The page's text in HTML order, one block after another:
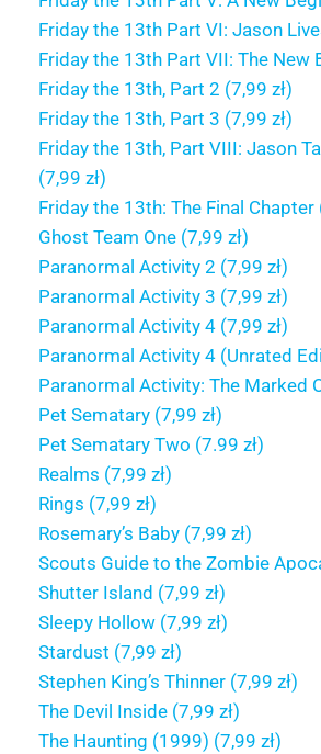
Friday the 13th Part VI: Jason
Friday the 13th Part VII: The New
Friday the 13th, Part 2 (7,99 zł)
Friday the 13th, Part 3 (7,99 zł)
Friday the 13th, Part VIII: Jason
(7,99 zł)
Friday the 13th: The Final Chapter
Ghost Team One (7,99 zł)
Paranormal Activity 2 (7,99 zł)
Paranormal Activity 3 (7,99 zł)
Paranormal Activity 4 (7,99 zł)
Paranormal Activity 4 (Unrated
Paranormal Activity: The Marked
Pet Sematary (7,99 zł)
Pet Sematary Two (7.99 zł)
Realms (7,99 zł)
Rings (7,99 zł)
Rosemary’s Baby (7,99 zł)
Scouts Guide to the Zombie
Shutter Island (7,99 zł)
Sleepy Hollow (7,99 zł)
Stardust (7,99 zł)
Stephen King’s Thinner (7,99 zł)
The Devil Inside (7,99 zł)
The Haunting (1999) (7,99 zł)